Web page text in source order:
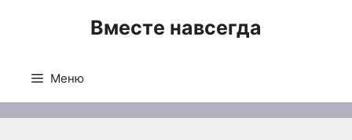
Вместе навсегда
Меню